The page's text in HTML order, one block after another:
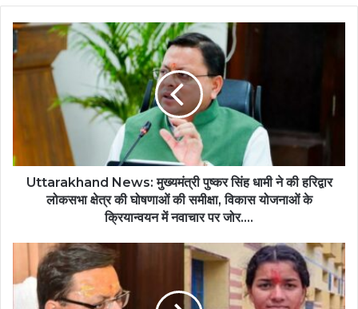
Uttarakhand News: मुख्यमंत्री पुष्कर सिंह धामी ने की हरिद्वार
लोकसभा क्षेत्र की घोषणाओं की समीक्षा, विकास योजनाओं के
क्रियान्वयन में नवाचार पर जोर....